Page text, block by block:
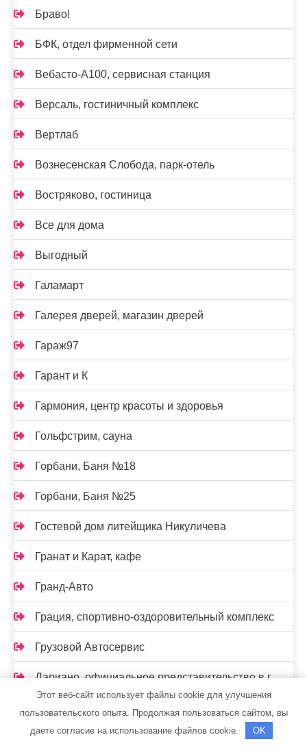
Браво!
БФК, отдел фирменной сети
Вебасто-А100, сервисная станция
Версаль, гостиничный комплекс
Вертлаб
Вознесенская Слобода, парк-отель
Востряково, гостиница
Все для дома
Выгодный
Галамарт
Галерея дверей, магазин дверей
Гараж97
Гарант и К
Гармония, центр красоты и здоровья
Гольфстрим, сауна
Горбани, Баня №18
Горбани, Баня №25
Гостевой дом литейщика Никуличева
Гранат и Карат, кафе
Гранд-Авто
Грация, спортивно-оздоровительный комплекс
Грузовой Автосервис
Дариано, официальное представительство в г.
Новосибирске
Дверной Арсенал, компания
Этот веб-сайт использует файлы cookie для улучшения
пользовательского опыта. Продолжая пользоваться сайтом, вы
даете согласие на использование файлов cookie.
OK